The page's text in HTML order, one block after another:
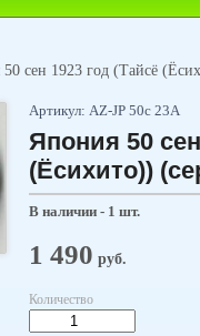
сен 1923 год (Тайсё
Артикул: AZ-JP 50с 23А
Япония 50
(Ёсихито))
В наличии - 1 шт.
1 490 руб.
Количество